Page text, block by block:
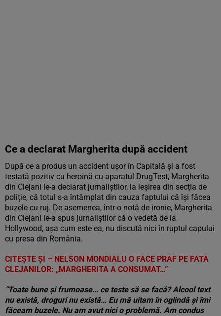
Ce a declarat Margherita după accident
După ce a produs un accident ușor în Capitală și a fost
testată pozitiv cu heroină cu aparatul DrugTest, Margherita
din Clejani le-a declarat jurnaliștilor, la ieșirea din secția de
poliție, că totul s-a întâmplat din cauza faptului că își făcea
buzele cu ruj. De asemenea, într-o notă de ironie, Margherita
din Clejani le-a spus jurnaliștilor că o vedetă de la
Hollywood, așa cum este ea, nu discută nici în ruptul capului
cu presa din România.
CITEȘTE ȘI – NELSON MONDIALU O FACE PRAF PE FATA
CLEJANILOR: „MARGHERITA A CONSUMAT…”
“Toate bune și frumoase… ce teste să se facă? Alcool text
nu există, droguri nu există… Eu mă uitam în oglindă și îmi
făceam buzele. Nu am avut nici o problemă. Am condus